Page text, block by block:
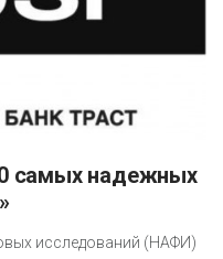
исследований (НАФИ)